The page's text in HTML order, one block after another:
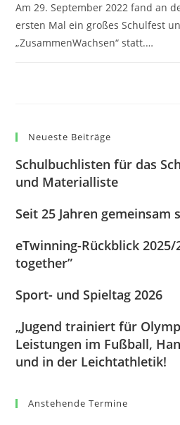
Am 29. September 2022 fand an
ersten Mal ein großes Schulfest
„ZusammenWachsen“ statt.…
Neueste Beiträge
Schulbuchlisten für das
und Materialliste
Seit 25 Jahren gemeinsam
eTwinning-Rückblick 2025/
together”
Sport- und Spieltag 2026
„Jugend trainiert für
Leistungen im Fußball,
und in der Leichtathletik!
Anstehende Termine